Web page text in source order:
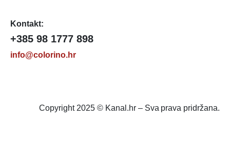
Kontakt:
+385 98 1777 898
info@colorino.hr
Copyright 2025 © Kanal.hr – Sva prava pridržana.